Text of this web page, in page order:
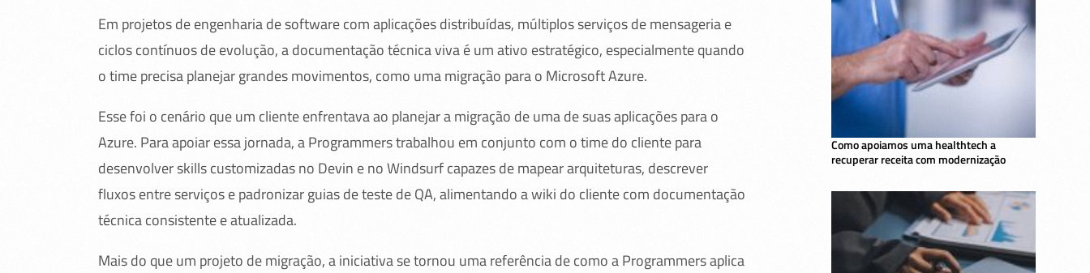
Em projetos de engenharia de software com aplicações distribuídas, múltiplos serviços de mensageria e
ciclos contínuos de evolução, a documentação técnica viva é um ativo estratégico, especialmente quando
o time precisa planejar grandes movimentos, como uma migração para o Microsoft Azure.
Esse foi o cenário que um cliente enfrentava ao planejar a migração de uma de suas aplicações para o
Azure. Para apoiar essa jornada, a Programmers trabalhou em conjunto com o time do cliente para
desenvolver skills customizadas no Devin e no Windsurf capazes de mapear arquiteturas, descrever
fluxos entre serviços e padronizar guias de teste de QA, alimentando a wiki do cliente com documentação
técnica consistente e atualizada.
Mais do que um projeto de migração, a iniciativa se tornou uma referência de como a Programmers aplica
Como apoiamos uma healthtech a
recuperar receita com modernização